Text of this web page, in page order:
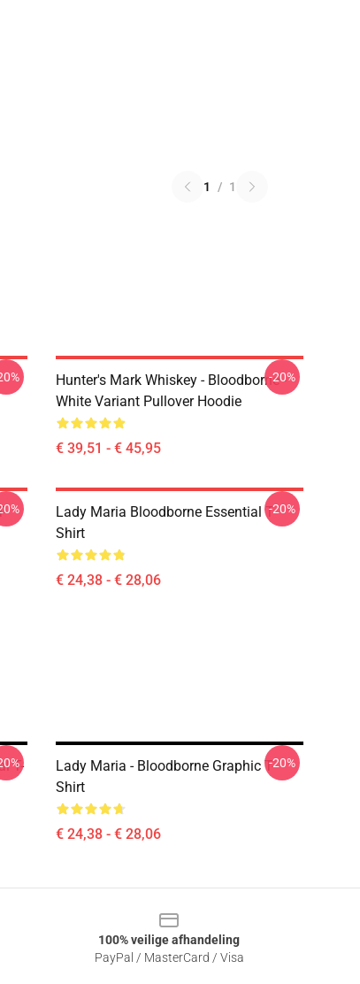
1 / 1
Hunter's Mark Whiskey - Bloodborne -
White Variant Pullover Hoodie
€ 39,51 - € 45,95
-20%
Lady Maria Bloodborne Essential T-
Shirt
€ 24,38 - € 28,06
-20%
T-
Lady Maria - Bloodborne Graphic T-
Shirt
€ 24,38 - € 28,06
-20%
100% veilige afhandeling
PayPal / MasterCard / Visa